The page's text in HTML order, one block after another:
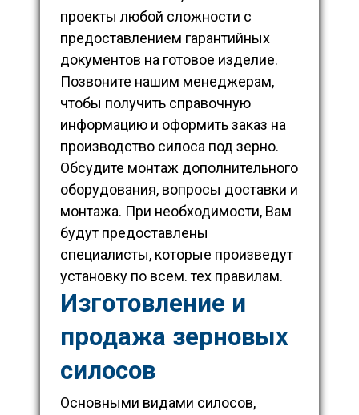
проекты любой сложности с
предоставлением гарантийных
документов на готовое изделие.
Позвоните нашим менеджерам,
чтобы получить справочную
информацию и оформить заказ на
производство силоса под зерно.
Обсудите монтаж дополнительного
оборудования, вопросы доставки и
монтажа. При необходимости, Вам
будут предоставлены
специалисты, которые произведут
установку по всем. тех правилам.
Изготовление и
продажа зерновых
силосов
Основными видами силосов,